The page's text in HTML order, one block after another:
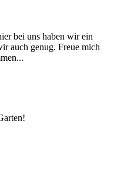
bei uns haben wir ein
auch genug. Freue mich